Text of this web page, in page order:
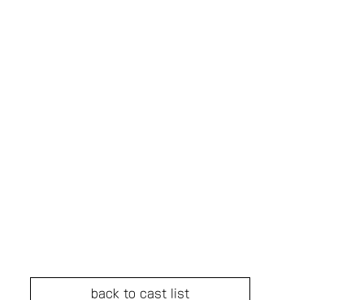
back to cast list